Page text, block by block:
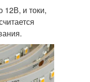
12В, и токи,